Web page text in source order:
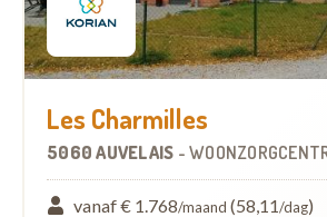
Les Charmilles
5060 AUVELAIS -
vanaf € 1.768/maand (58,11/dag)